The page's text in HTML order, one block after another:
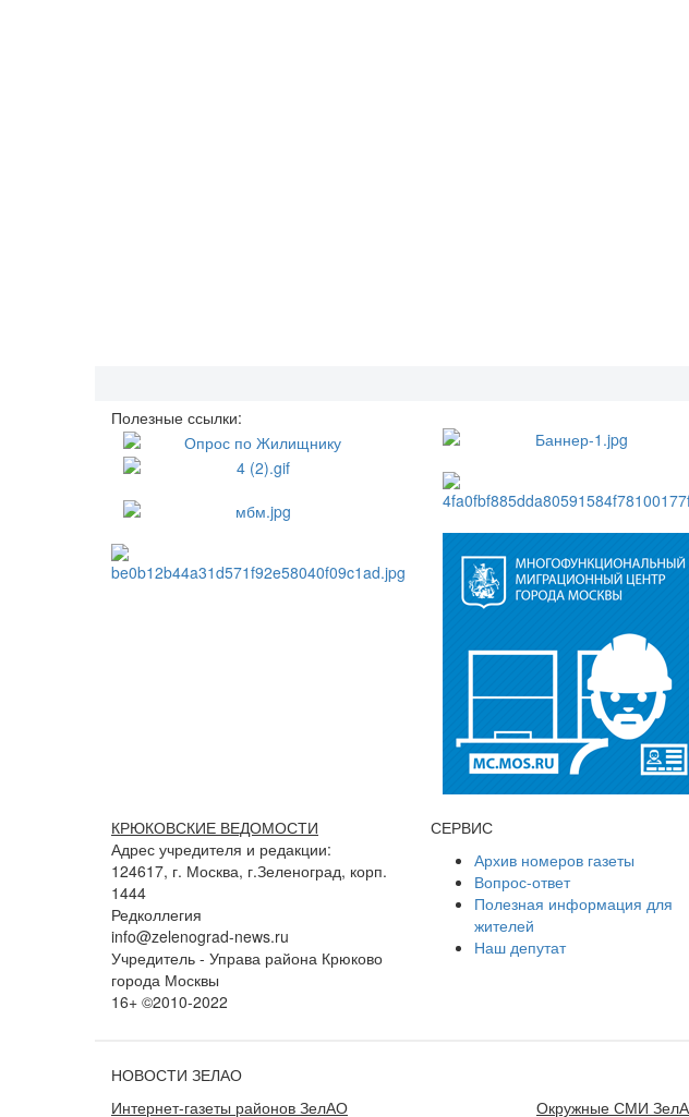
Полезные ссылки:
КРЮКОВСКИЕ ВЕДОМОСТИ
Адрес учредителя и редакции:
124617, г. Москва, г.Зеленоград, корп.
1444
Редколлегия
info@zelenograd-news.ru
Учредитель - Управа района Крюково
города Москвы
16+ ©2010-2022
СЕРВИС
Архив номеров газеты
Вопрос-ответ
Полезная информация для
жителей
Наш депутат
НОВОСТИ ЗЕЛАО
Интернет-газеты районов ЗелАО
Окружные СМИ